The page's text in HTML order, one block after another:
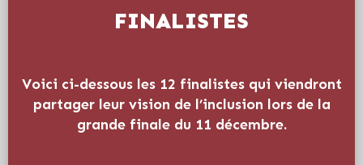
FINALISTES
Voici ci-dessous les 12 finalistes qui viendront
partager leur vision de l’inclusion lors de la
grande finale du 11 décembre.